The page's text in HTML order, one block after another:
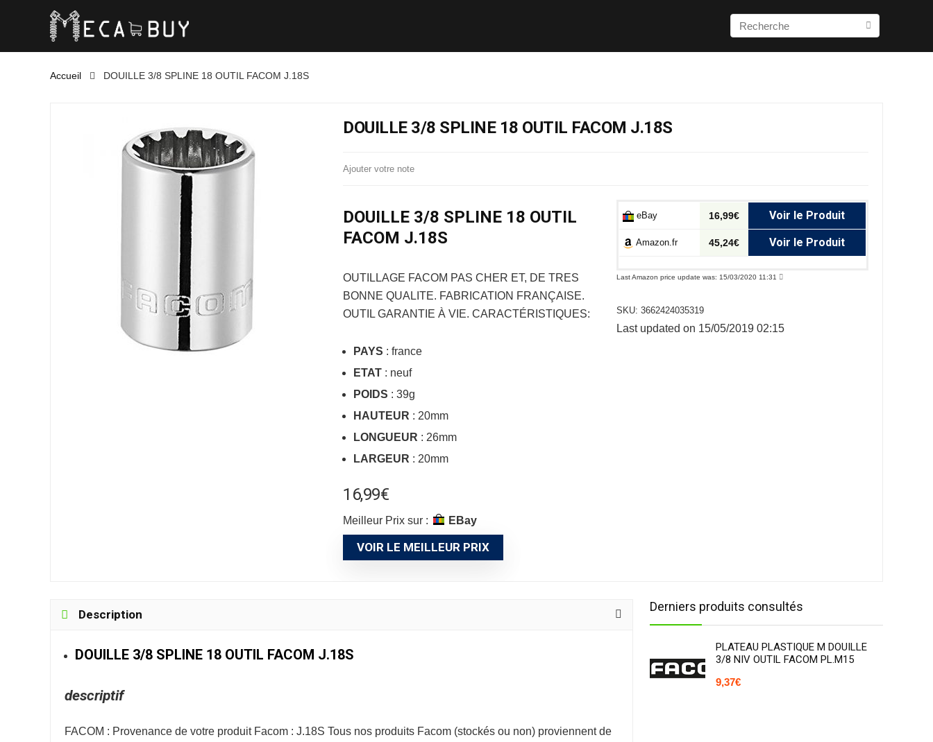
Accueil DOUILLE 3/8 SPLINE 18 OUTIL FACOM J.18S
DOUILLE 3/8 SPLINE 18 OUTIL FACOM J.18S
Ajouter votre note
DOUILLE 3/8 SPLINE 18 OUTIL
FACOM J.18S
OUTILLAGE FACOM PAS CHER ET, DE TRES
BONNE QUALITE. FABRICATION FRANÇAISE.
OUTIL GARANTIE À VIE. CARACTÉRISTIQUES:
PAYS : france
ETAT : neuf
POIDS : 39g
HAUTEUR : 20mm
LONGUEUR : 26mm
LARGEUR : 20mm
16,99€
Meilleur Prix sur : eBay
VOIR LE MEILLEUR PRIX
eBay 16,99€ Voir le Produit
Amazon.fr 45,24€ Voir le Produit
Last Amazon price update was: 15/03/2020 11:31
SKU: 3662424035319
Last updated on 15/05/2019 02:15
Description
DOUILLE 3/8 SPLINE 18 OUTIL FACOM J.18S
descriptif
FACOM : Provenance de votre produit Facom : J.18S Tous nos produits Facom (stockés ou non) proviennent de
Derniers produits consultés
PLATEAU PLASTIQUE M DOUILLE
3/8 NIV OUTIL FACOM PL.M15
9,37€